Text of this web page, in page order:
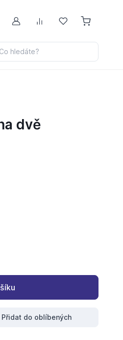
Můj účetPorovnávání
Oblíbené
Co hledáte?
dvě
Přidat do oblíbených